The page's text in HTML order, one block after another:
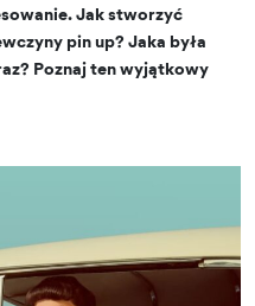
Jak stworzyć
pin up? Jaka była
Poznaj ten wyjątkowy